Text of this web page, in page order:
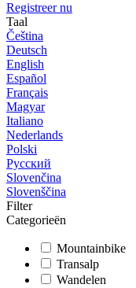
Registreer nu
Taal
Čeština
Deutsch
English
Español
Français
Magyar
Italiano
Nederlands
Polski
Русский
Slovenčina
Slovenščina
Filter
Categorieën
Mountainbike
Transalp
Wandelen